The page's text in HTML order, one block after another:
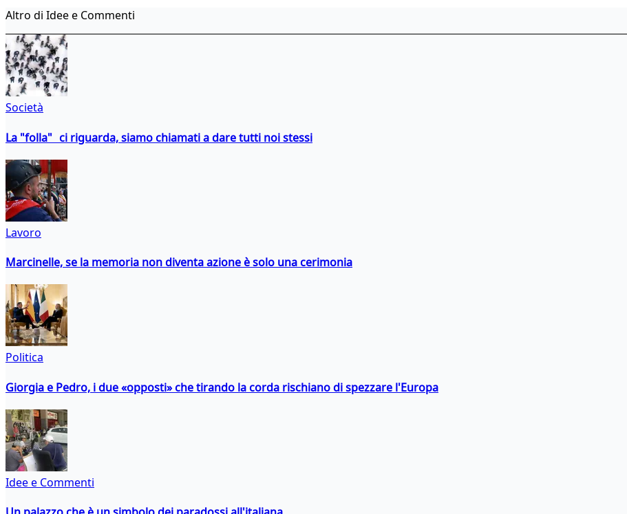
Altro di Idee e Commenti
Società
La "folla" ci riguarda, siamo chiamati a dare tutti noi stessi
Lavoro
Marcinelle, se la memoria non diventa azione è solo una cerimonia
Politica
Giorgia e Pedro, i due «opposti» che tirando la corda rischiano di spezzare l'Europa
Idee e Commenti